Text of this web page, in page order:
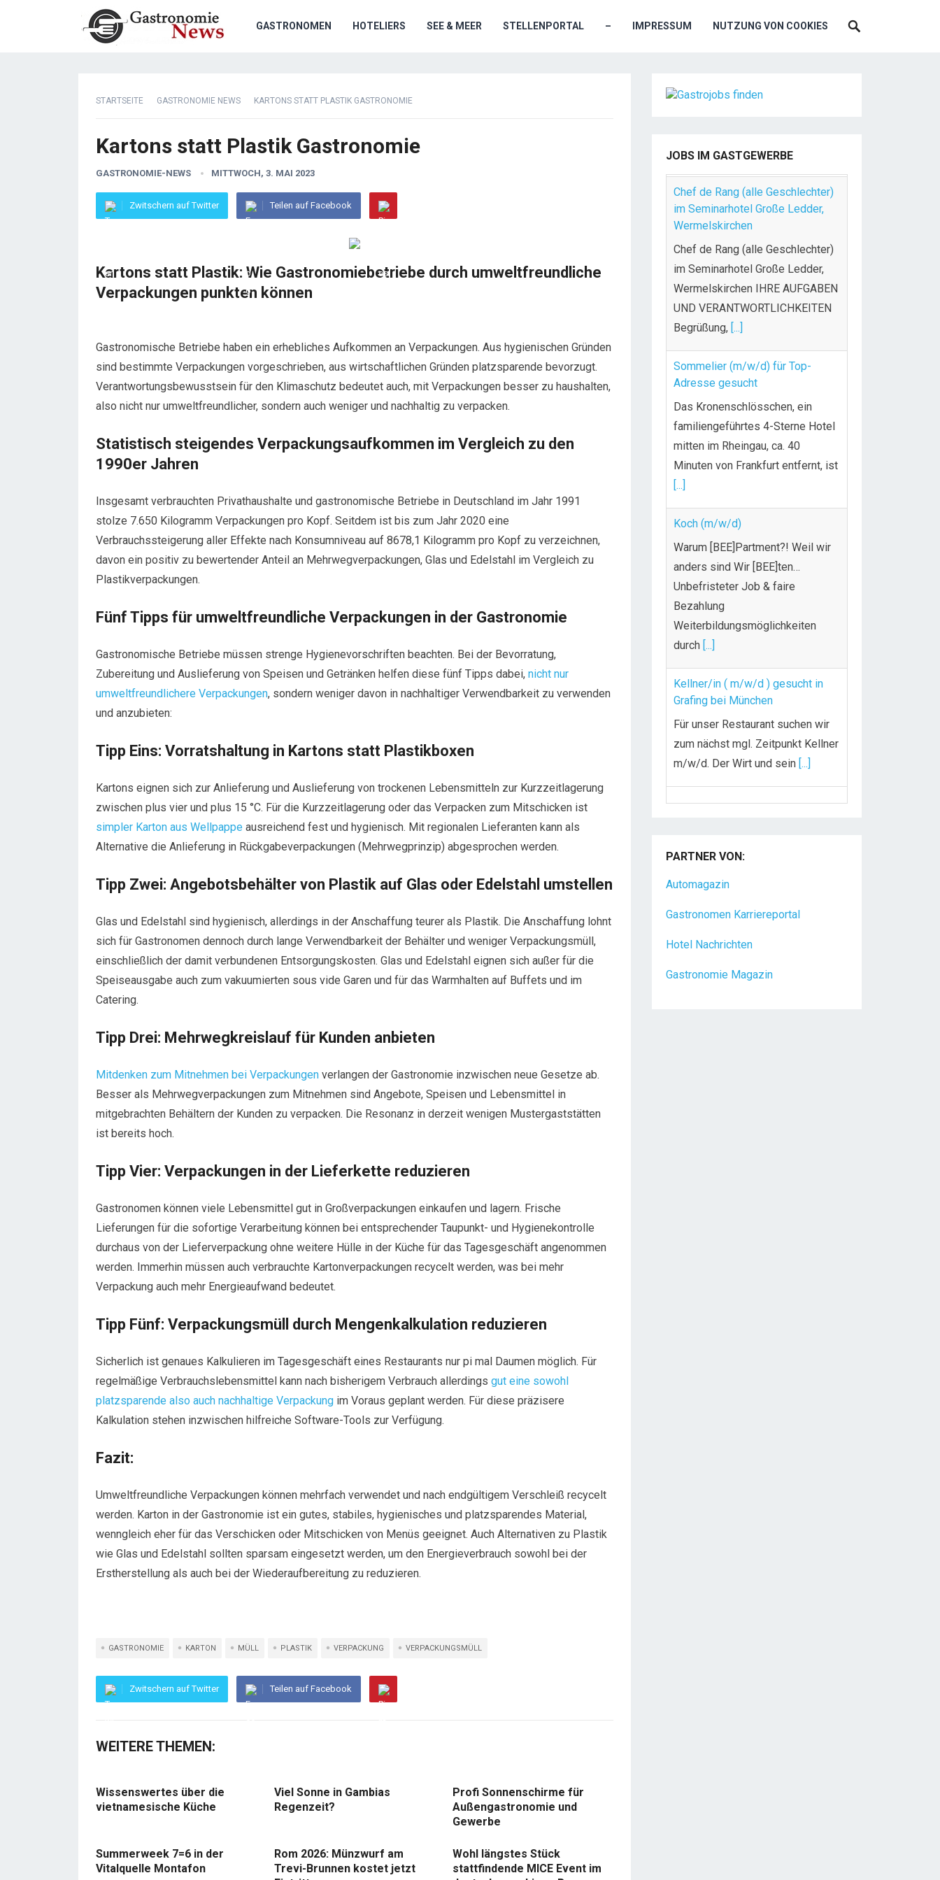
GASTRONOMEN HOTELIERS SEE & MEER STELLENPORTAL – IMPRESSUM NUTZUNG VON COOKIES
STARTSEITE GASTRONOMIE NEWS KARTONS STATT PLASTIK GASTRONOMIE
Kartons statt Plastik Gastronomie
GASTRONOMIE-NEWS MITTWOCH, 3. MAI 2023
Zwitschern auf Twitter Teilen auf Facebook
Kartons statt Plastik: Wie Gastronomiebetriebe durch umweltfreundliche
Verpackungen punkten können
Gastronomische Betriebe haben ein erhebliches Aufkommen an Verpackungen. Aus hygienischen Gründen
sind bestimmte Verpackungen vorgeschrieben, aus wirtschaftlichen Gründen platzsparende bevorzugt.
Verantwortungsbewusstsein für den Klimaschutz bedeutet auch, mit Verpackungen besser zu haushalten,
also nicht nur umweltfreundlicher, sondern auch weniger und nachhaltig zu verpacken.
Statistisch steigendes Verpackungsaufkommen im Vergleich zu den
1990er Jahren
Insgesamt verbrauchten Privathaushalte und gastronomische Betriebe in Deutschland im Jahr 1991
stolze 7.650 Kilogramm Verpackungen pro Kopf. Seitdem ist bis zum Jahr 2020 eine
Verbrauchssteigerung aller Effekte nach Konsumniveau auf 8678,1 Kilogramm pro Kopf zu verzeichnen,
davon ein positiv zu bewertender Anteil an Mehrwegverpackungen, Glas und Edelstahl im Vergleich zu
Plastikverpackungen.
Fünf Tipps für umweltfreundliche Verpackungen in der Gastronomie
Gastronomische Betriebe müssen strenge Hygienevorschriften beachten. Bei der Bevorratung,
Zubereitung und Auslieferung von Speisen und Getränken helfen diese fünf Tipps dabei, nicht nur
umweltfreundlichere Verpackungen, sondern weniger davon in nachhaltiger Verwendbarkeit zu verwenden
und anzubieten:
Tipp Eins: Vorratshaltung in Kartons statt Plastikboxen
Kartons eignen sich zur Anlieferung und Auslieferung von trockenen Lebensmitteln zur Kurzzeitlagerung
zwischen plus vier und plus 15 °C. Für die Kurzzeitlagerung oder das Verpacken zum Mitschicken ist
simpler Karton aus Wellpappe ausreichend fest und hygienisch. Mit regionalen Lieferanten kann als
Alternative die Anlieferung in Rückgabeverpackungen (Mehrwegprinzip) abgesprochen werden.
Tipp Zwei: Angebotsbehälter von Plastik auf Glas oder Edelstahl umstellen
Glas und Edelstahl sind hygienisch, allerdings in der Anschaffung teurer als Plastik. Die Anschaffung lohnt
sich für Gastronomen dennoch durch lange Verwendbarkeit der Behälter und weniger Verpackungsmüll,
einschließlich der damit verbundenen Entsorgungskosten. Glas und Edelstahl eignen sich außer für die
Speiseausgabe auch zum vakuumierten sous vide Garen und für das Warmhalten auf Buffets und im
Catering.
Tipp Drei: Mehrwegkreislauf für Kunden anbieten
Mitdenken zum Mitnehmen bei Verpackungen verlangen der Gastronomie inzwischen neue Gesetze ab.
Besser als Mehrwegverpackungen zum Mitnehmen sind Angebote, Speisen und Lebensmittel in
mitgebrachten Behältern der Kunden zu verpacken. Die Resonanz in derzeit wenigen Mustergaststätten
ist bereits hoch.
Tipp Vier: Verpackungen in der Lieferkette reduzieren
Gastronomen können viele Lebensmittel gut in Großverpackungen einkaufen und lagern. Frische
Lieferungen für die sofortige Verarbeitung können bei entsprechender Taupunkt- und Hygienekontrolle
durchaus von der Lieferverpackung ohne weitere Hülle in der Küche für das Tagesgeschäft angenommen
werden. Immerhin müssen auch verbrauchte Kartonverpackungen recycelt werden, was bei mehr
Verpackung auch mehr Energieaufwand bedeutet.
Tipp Fünf: Verpackungsmüll durch Mengenkalkulation reduzieren
Sicherlich ist genaues Kalkulieren im Tagesgeschäft eines Restaurants nur pi mal Daumen möglich. Für
regelmäßige Verbrauchslebensmittel kann nach bisherigem Verbrauch allerdings gut eine sowohl
platzsparende also auch nachhaltige Verpackung im Voraus geplant werden. Für diese präzisere
Kalkulation stehen inzwischen hilfreiche Software-Tools zur Verfügung.
Fazit:
Umweltfreundliche Verpackungen können mehrfach verwendet und nach endgültigem Verschleiß recycelt
werden. Karton in der Gastronomie ist ein gutes, stabiles, hygienisches und platzsparendes Material,
wenngleich eher für das Verschicken oder Mitschicken von Menüs geeignet. Auch Alternativen zu Plastik
wie Glas und Edelstahl sollten sparsam eingesetzt werden, um den Energieverbrauch sowohl bei der
Erstherstellung als auch bei der Wiederaufbereitung zu reduzieren.
GASTRONOMIE KARTON MÜLL PLASTIK VERPACKUNG VERPACKUNGSMÜLL
Zwitschern auf Twitter Teilen auf Facebook
WEITERE THEMEN:
Wissenswertes über die
vietnamesische Küche
Viel Sonne in Gambias
Regenzeit?
Profi Sonnenschirme für
Außengastronomie und
Gewerbe
Summerweek 7=6 in der
Vitalquelle Montafon
Rom 2026: Münzwurf am
Trevi-Brunnen kostet jetzt
Wohl längstes Stück
stattfindende MICE Event im
JOBS IM GASTGEWERBE
Chef de Rang (alle Geschlechter)
im Seminarhotel Große Ledder,
Wermelskirchen
Chef de Rang (alle Geschlechter)
im Seminarhotel Große Ledder,
Wermelskirchen IHRE AUFGABEN
UND VERANTWORTLICHKEITEN
Begrüßung, [...]
Sommelier (m/w/d) für Top-
Adresse gesucht
Das Kronenschlösschen, ein
familiengeführtes 4-Sterne Hotel
mitten im Rheingau, ca. 40
Minuten von Frankfurt entfernt, ist
[...]
Koch (m/w/d)
Warum [BEE]Partment?! Weil wir
anders sind Wir [BEE]ten…
Unbefristeter Job & faire
Bezahlung
Weiterbildungsmöglichkeiten
durch [...]
Kellner/in ( m/w/d ) gesucht in
Grafing bei München
Für unser Restaurant suchen wir
zum nächst mgl. Zeitpunkt Kellner
m/w/d. Der Wirt und sein [...]
Chef de Rang (m/w/d) gesucht –
Urlaubsfeeling Chef de Rang
(m/w/d) Du bist Gastgeber aus